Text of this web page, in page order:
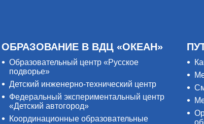
ОБРАЗОВАНИЕ В ВДЦ «ОКЕАН»
Образовательный центр «Русское
подворье»
Детский инженерно-технический центр
Федеральный экспериментальный центр
«Детский автогород»
Координационные образовательные